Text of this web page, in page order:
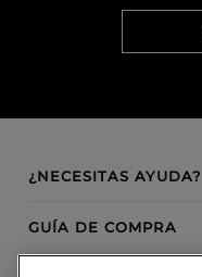
¿NECESITAS AYUDA?
GUÍA DE COMPRA